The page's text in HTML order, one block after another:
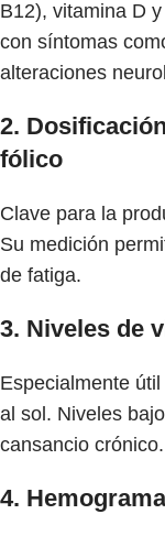
B12), vitamina D
con síntomas
alteraciones
2.
fólico
Clave para la
Su medición
de fatiga.
3. Niveles de
Especialmente
al sol. Niveles
cansancio crónico.
4.